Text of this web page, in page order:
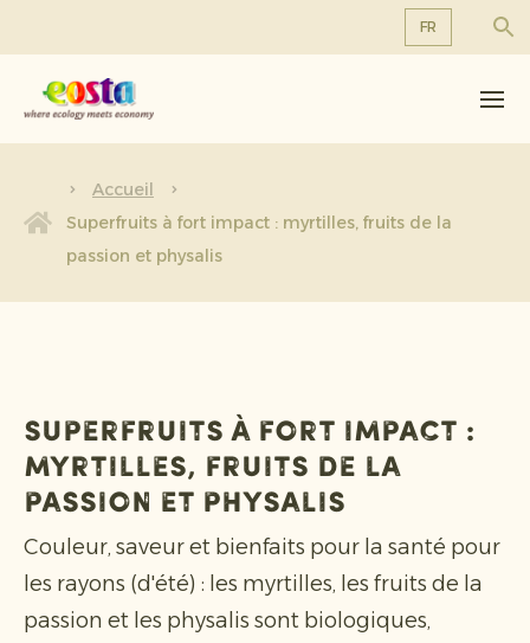
FR
À propos de nous
Produits
Durabilité
Nouvelles et communiqués
Travailler chez Eosta
Accueil
Superfruits à fort impact : myrtilles, fruits de la
passion et physalis
Superfruits à fort impact :
myrtilles, fruits de la
passion et physalis
Couleur, saveur et bienfaits pour la santé pour
les rayons (d'été) : les myrtilles, les fruits de la
passion et les physalis sont biologiques,